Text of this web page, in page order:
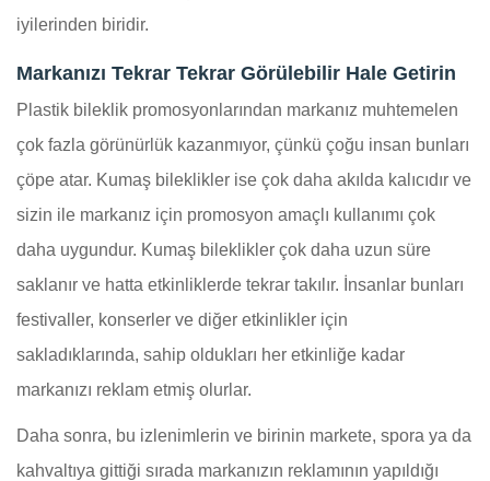
iyilerinden biridir.
Markanızı Tekrar Tekrar Görülebilir Hale Getirin
Plastik bileklik promosyonlarından markanız muhtemelen
çok fazla görünürlük kazanmıyor, çünkü çoğu insan bunları
çöpe atar. Kumaş bileklikler ise çok daha akılda kalıcıdır ve
sizin ile markanız için promosyon amaçlı kullanımı çok
daha uygundur. Kumaş bileklikler çok daha uzun süre
saklanır ve hatta etkinliklerde tekrar takılır. İnsanlar bunları
festivaller, konserler ve diğer etkinlikler için
sakladıklarında, sahip oldukları her etkinliğe kadar
markanızı reklam etmiş olurlar.
Daha sonra, bu izlenimlerin ve birinin markete, spora ya da
kahvaltıya gittiği sırada markanızın reklamının yapıldığı